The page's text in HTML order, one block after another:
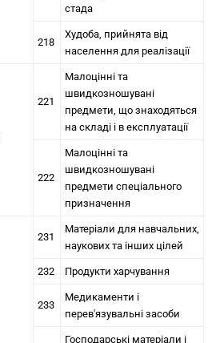
стада
218
Худоба, прийнята від
населення для реалізації
221
Малоцінні та
швидкозношувані
предмети, що знаходяться
на складі і в експлуатації
222
Малоцінні та
швидкозношувані
предмети спеціального
призначення
231
Матеріали для навчальних,
наукових та інших цілей
232 Продукти харчування
233
Медикаменти і
перев'язувальні засоби
Господарські матеріали і